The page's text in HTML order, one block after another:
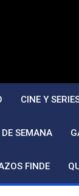
CINE Y
DE SEMANA
FINDE